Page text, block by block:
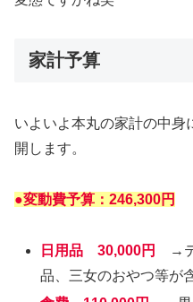
家計予算
いよいよ本丸の家計の中身
開します。
●変動費予算：246,300円
日用品 30,000円
→テ
品、三女のおやつ等が